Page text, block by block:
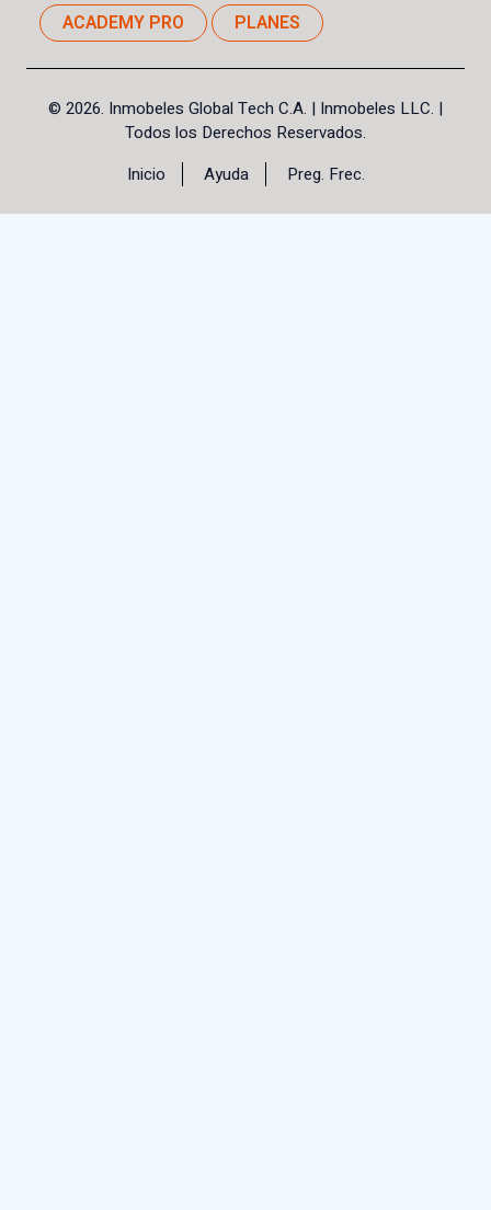
ACADEMY PRO PLANES
© 2026. Inmobeles Global Tech C.A. | Inmobeles LLC. |
Todos los Derechos Reservados.
Inicio
Ayuda Preg. Frec.